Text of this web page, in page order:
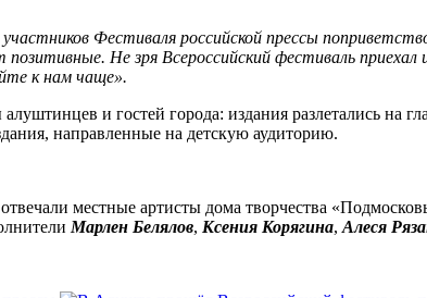
Фестиваля российской прессы
Не зря Всероссийский фестиваль
к нам чаще».
и гостей города: издания разлетались
направленные на детскую аудиторию.
отвечали местные артисты дома творчества
Марлен Белялов, Ксения Корягина, Алеся